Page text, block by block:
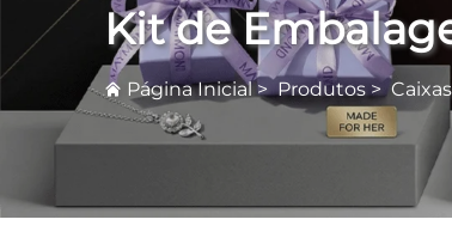
Kit de
Página Inicial >Produtos>